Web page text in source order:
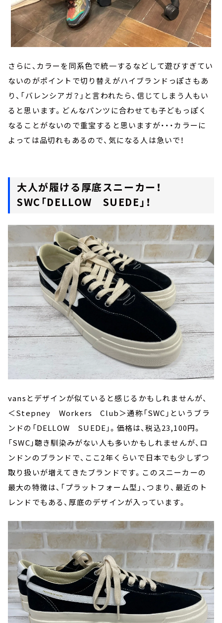
さらに、カラーを同系色で統一するなどして遊びすぎてい
ないのがポイントで切り替えがハイブランドっぽさもあ
り、「バレンシアガ？」と言われたら、信じてしまう人もい
ると思います。どんなパンツに合わせても子どもっぽく
なることがないので重宝すると思いますが・・・カラーに
よっては品切れもあるので、気になる人は急いで！
大人が履ける厚底スニーカー！
SWC「DELLOW SUEDE」！
vansとデザインが似ていると感じるかもしれませんが、
＜Stepney Workers Club＞通称「SWC」というブラ
ンドの「DELLOW SUEDE」。価格は、税込23,100円。
「SWC」聴き馴染みがない人も多いかもしれませんが、ロ
ンドンのブランドで、ここ2年くらいで日本でも少しずつ
取り扱いが増えてきたブランドです。このスニーカーの
最大の特徴は、「プラットフォーム型」、つまり、最近のト
レンドでもある、厚底のデザインが入っています。